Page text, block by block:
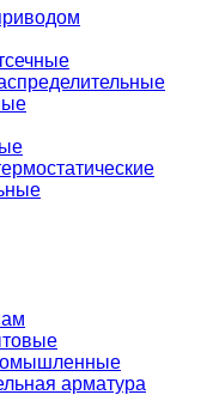
арматура